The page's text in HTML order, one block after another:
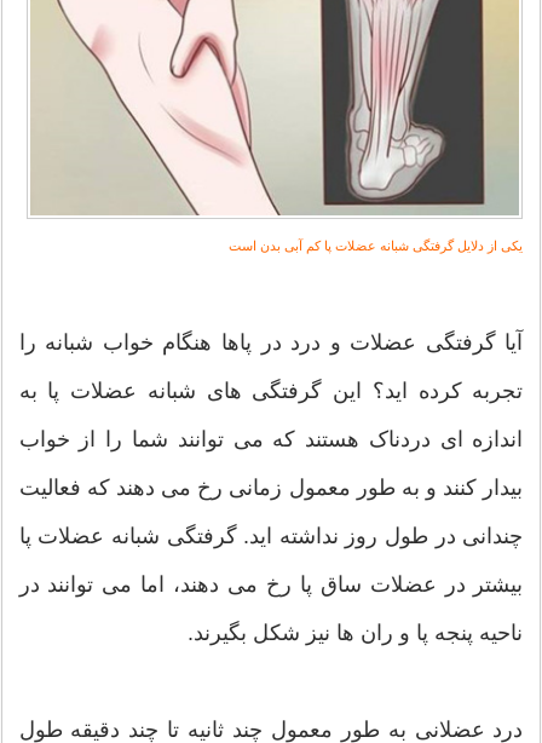
یکی از دلایل گرفتگی شبانه عضلات پا کم آبی بدن است
آیا گرفتگی عضلات و درد در پاها هنگام خواب شبانه را
تجربه کرده اید؟ این گرفتگی های شبانه عضلات پا به
اندازه ای دردناک هستند که می توانند شما را از خواب
بیدار کنند و به طور معمول زمانی رخ می دهند که فعالیت
چندانی در طول روز نداشته اید. گرفتگی شبانه عضلات پا
بیشتر در عضلات ساق پا رخ می دهند، اما می توانند در
ناحیه پنجه پا و ران ها نیز شکل بگیرند.
درد عضلانی به طور معمول چند ثانیه تا چند دقیقه طول